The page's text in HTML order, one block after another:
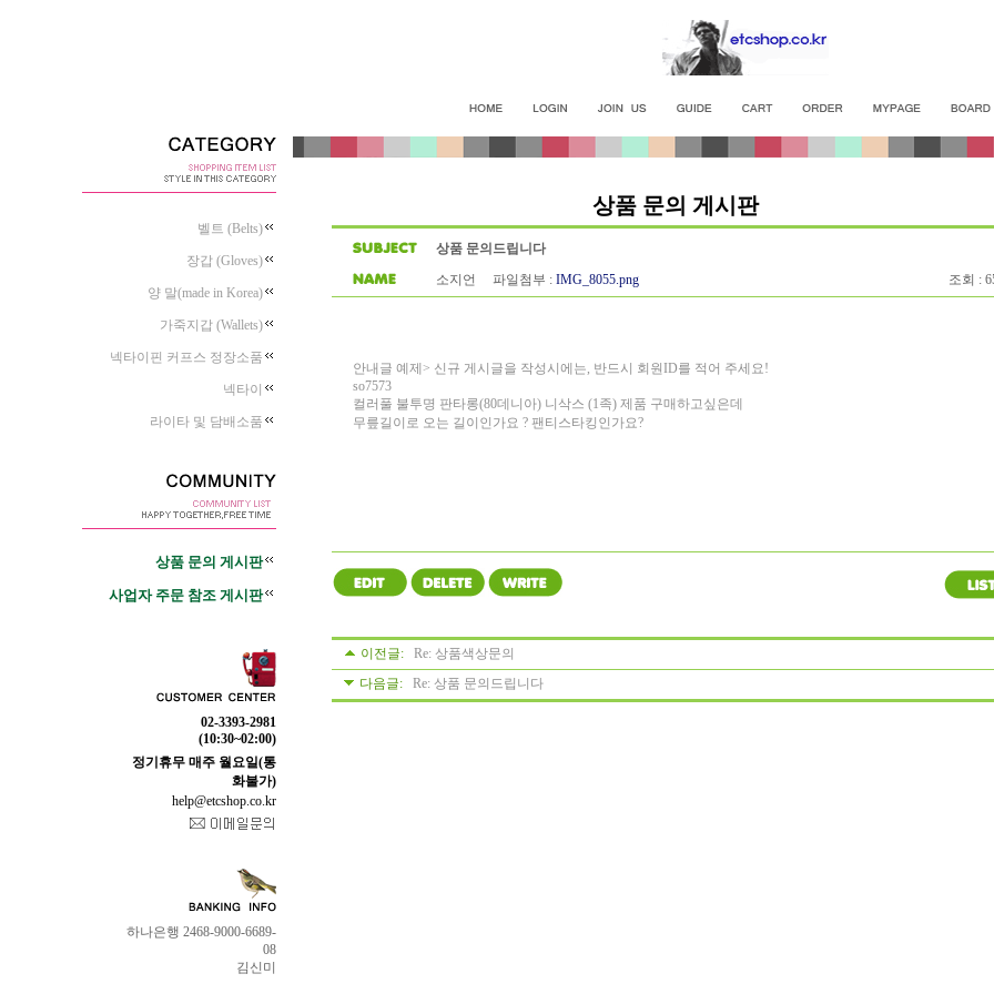
벨트 (Belts)
장갑 (Gloves)
양 말(made in Korea)
가죽지갑 (Wallets)
넥타이핀 커프스 정장소품
넥타이
라이타 및 담배소품
상품 문의 게시판
사업자 주문 참조 게시판
02-3393-2981
(10:30~02:00)
정기휴무 매주 월요일(통
화불가)
help@etcshop.co.kr
하나은행 2468-9000-6689-
08
김신미
상품 문의 게시판
상품 문의드립니다
소지언 파일첨부 : IMG_8055.png 조회 :
안내글 예제> 신규 게시글을 작성시에는, 반드시 회원ID를 적어 주세요!
so7573
컬러풀 불투명 판타롱(80데니아) 니삭스 (1족) 제품 구매하고싶은데
무릎길이로 오는 길이인가요 ? 팬티스타킹인가요?
이전글: Re: 상품색상문의
다음글:
Re: 상품 문의드립니다